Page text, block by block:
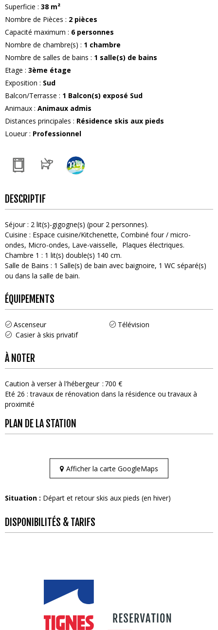
Superficie : 38 m²
Nombre de Pièces : 2 pièces
Capacité maximum : 6 personnes
Nombre de chambre(s) : 1 chambre
Nombre de salles de bains : 1 salle(s) de bains
Etage : 3ème étage
Exposition : Sud
Balcon/Terrasse : 1 Balcon(s) exposé Sud
Animaux : Animaux admis
Distances principales : Résidence skis aux pieds
Loueur: Professionnel
DESCRIPTIF
Séjour: 2 lit(s)-gigogne(s) (pour 2 personnes)
Cuisine : Espace cuisine/Kitchenette Combiné four / micro-
ondes Micro-ondes Lave-vaisselle
Plaques électriques
Chambre 1 : 1 lit(s) double(s) 140 cm
Salle de Bains : 1 Salle(s) de bain avec baignoire 1 WC séparé(s)
ou dans la salle de bain
ÉQUIPEMENTS
Ascenseur
Télévision
Casier à skis privatif
À NOTER
Caution à verser à l'hébergeur
700 €
Eté 26 : travaux de rénovation dans la résidence ou travaux à
proximité
PLAN DE LA STATION
Afficher la carte GoogleMaps
Situation : Départ et retour skis aux pieds (en hiver)
DISPONIBILITÉS & TARIFS